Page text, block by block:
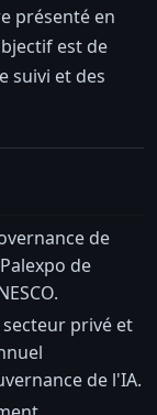
présenté en
est de
suivi et des
de
de
privé et
de l'IA.